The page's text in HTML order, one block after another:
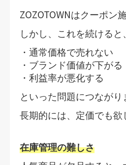
ZOZOTOWNはクーポン
しかし、これを続けると
・通常価格で売れない
・ブランド価値が下がる
・利益率が悪化する
といった問題につながり
長期的には、 定価でも欲
在庫管理の難しさ